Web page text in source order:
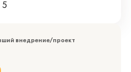
5
внедрение/проект